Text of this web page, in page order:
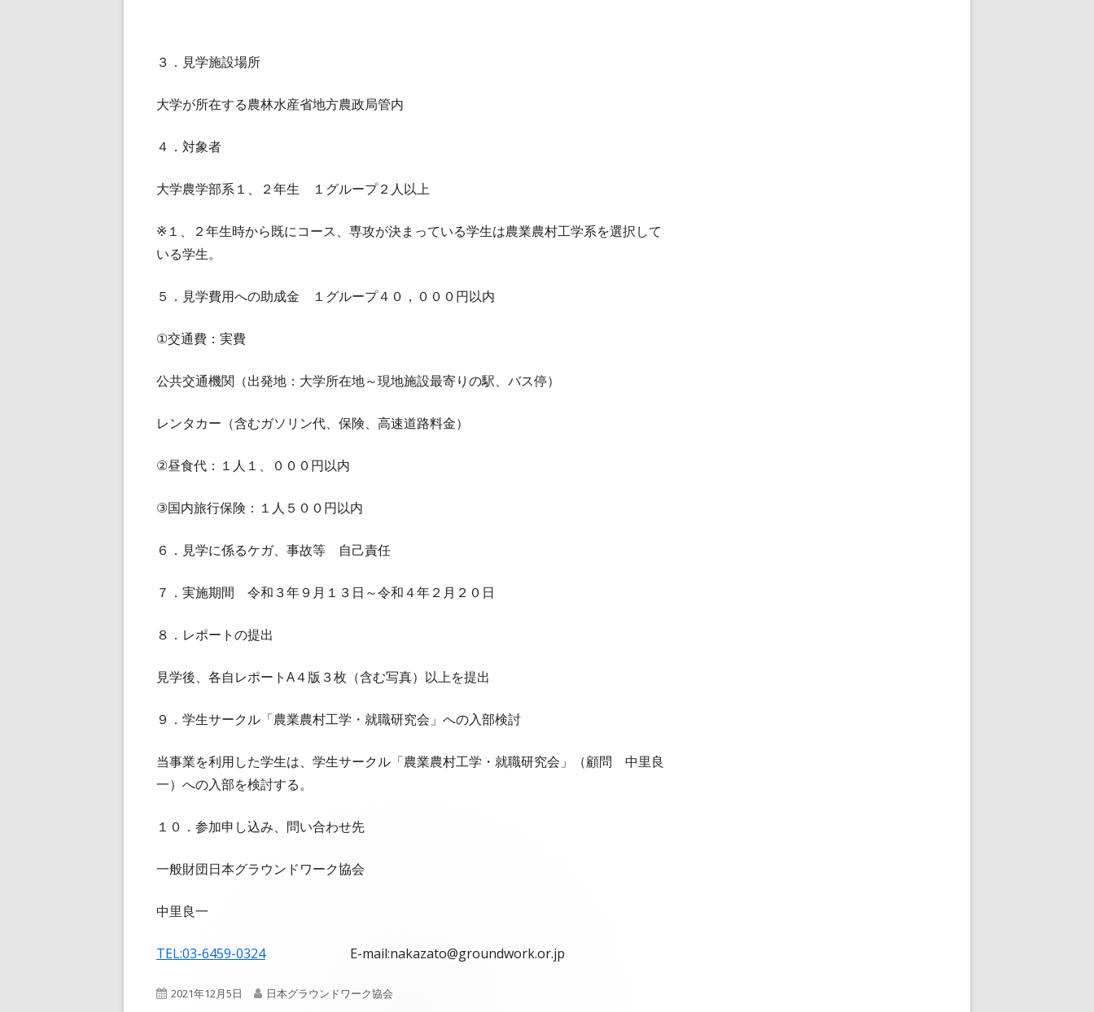
ド
開
ま
３．見学施設場所
大学が所在する農林水産省地方農政局管内
４．対象者
大学農学部系１、２年生 １グループ２人以上
※１、２年生時から既にコース、専攻が決まっている学生は農業農村工学系を選択して
いる学生。
５．見学費用への助成金 １グループ４０，０００円以内
①交通費：実費
公共交通機関（出発地：大学所在地～現地施設最寄りの駅、バス停）
レンタカー（含むガソリン代、保険、高速道路料金）
②昼食代：１人１、０００円以内
③国内旅行保険：１人５００円以内
６．見学に係るケガ、事故等 自己責任
７．実施期間 令和３年９月１３日～令和４年２月２０日
８．レポートの提出
見学後、各自レポートA４版３枚（含む写真）以上を提出
９．学生サークル「農業農村工学・就職研究会」への入部検討
当事業を利用した学生は、学生サークル「農業農村工学・就職研究会」（顧問 中里良
一）への入部を検討する。
１０．参加申し込み、問い合わせ先
一般財団日本グラウンドワーク協会
中里良一
TEL:03-6459-0324E-mail:nakazato@groundwork.or.jp
公
2021年12月5日
作
日本グラウンドワーク協会